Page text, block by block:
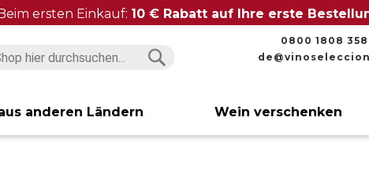
ersten Einkauf: 10 € Rabatt auf Ihre erste
0800 1808 358
anderen Ländern Wein verschenken